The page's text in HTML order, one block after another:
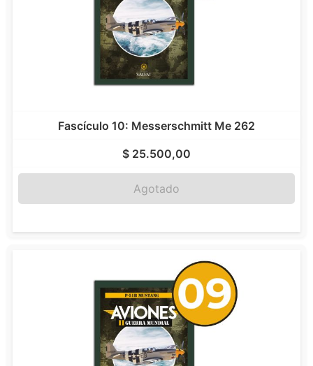
Fascículo 10: Messerschmitt Me 262
$ 25.500,00
Agotado